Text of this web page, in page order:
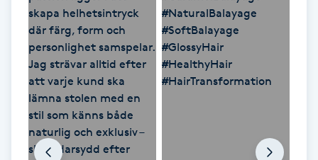
LED-ljusterapi
Liktornar
LPG
LPG-behandling